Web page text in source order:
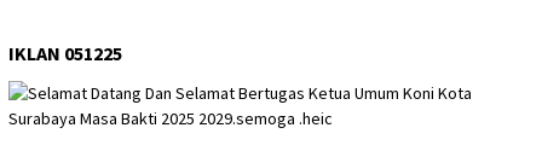
IKLAN 051225